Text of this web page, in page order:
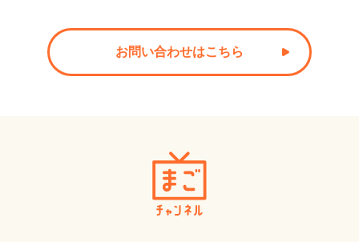
お問い合わせはこちら